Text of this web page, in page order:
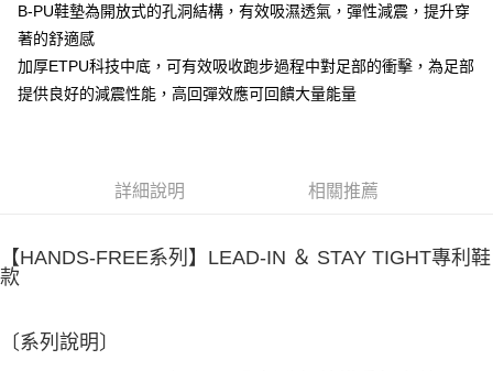
B-PU鞋墊為開放式的孔洞結構，有效吸濕透氣，彈性減震，提升穿
著的舒適感
加厚ETPU科技中底，可有效吸收跑步過程中對足部的衝擊，為足部
提供良好的減震性能，高回彈效應可回饋大量能量
詳細說明 相關推薦
【HANDS-FREE系列】LEAD-IN ＆ STAY TIGHT專利鞋
款
〔系列說明〕